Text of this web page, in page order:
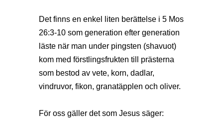
Det finns en enkel liten berättelse i 5 Mos
26:3-10 som generation efter generation
läste när man under pingsten (shavuot)
kom med förstlingsfrukten till prästerna
som bestod av vete, korn, dadlar,
vindruvor, fikon, granatäpplen och oliver.
För oss gäller det som Jesus säger: